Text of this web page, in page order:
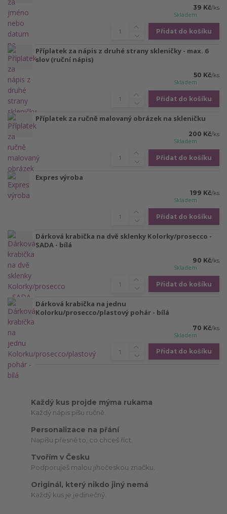
39 Kč/ks
Skladem
Přidat do košíku
Příplatek za nápis z druhé strany skleničky - max. 6
slov (ruční nápis)
50 Kč/ks
Skladem
Přidat do košíku
Příplatek za ručně malovaný obrázek na skleničku
200 Kč/ks
Skladem
Přidat do košíku
Expres výroba
199 Kč/ks
Skladem
Přidat do košíku
Dárková krabička na dvě sklenky Kolorky/prosecco -
SADA - bílá
90 Kč/ks
Skladem
Přidat do košíku
Dárková krabička na jednu
Kolorku/prosecco/plastový pohár - bílá
70 Kč/ks
Skladem
Přidat do košíku
Každý kus projde mýma rukama
Každý nápis píšu ručně.
Personalizace na přání
Napíšu přesně to, co chceš říct.
Tvořím v Česku
Podporuješ malou jihočeskou značku.
Originál, který nikdo jiný nemá
Každý kus je jedinečný.